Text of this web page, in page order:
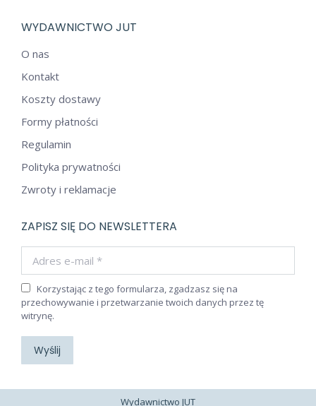
WYDAWNICTWO JUT
O nas
Kontakt
Koszty dostawy
Formy płatności
Regulamin
Polityka prywatności
Zwroty i reklamacje
ZAPISZ SIĘ DO NEWSLETTERA
Korzystając z tego formularza, zgadzasz się na
przechowywanie i przetwarzanie twoich danych przez tę
witrynę.
Wyślij
Wydawnictwo JUT